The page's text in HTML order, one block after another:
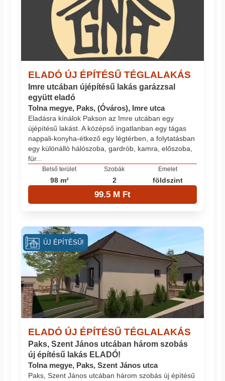
ELADÓ ÚJ ÉPÍTÉSŰ TÉGLALAKÁS
Imre utcában újépítésű lakás garázzsal
együtt eladó
Tolna megye, Paks, (Óváros), Imre utca
Eladásra kínálok Pakson az Imre utcában egy
újépítésű lakást. A középső ingatlanban egy tágas
nappali-konyha-étkező egy légtérben, a folytatásban
egy különálló hálószoba, gardrób, kamra, előszoba,
für...
Belső terület
98 m²
Szobák
2
Emelet
földszint
99.5 M Ft
ELADÓ ÚJ ÉPÍTÉSŰ TÉGLALAKÁS
Paks, Szent János utcában három szobás
új építésű lakás ELADÓ!
Tolna megye, Paks, Szent János utca
Paks, Szent János utcában három szobás új építésű
ÚJ ÉPÍTÉSŰ!